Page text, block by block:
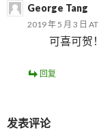
George Tang
2019 年 5 月 3 日
可喜可贺！
回复
发表评论